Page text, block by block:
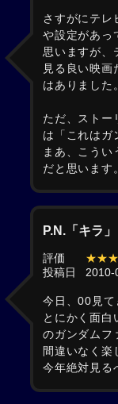
さすがにテレ
や設定があっ
思いますが、
見る良い映画
はありました
ただ、ストー
は「これはガ
まあ、こうい
だと思います
P.N.「キラ
評価
投稿日
2010-
今日、00見て
とにかく面
のガンダムフ
間違いなく楽
今年絶対見る